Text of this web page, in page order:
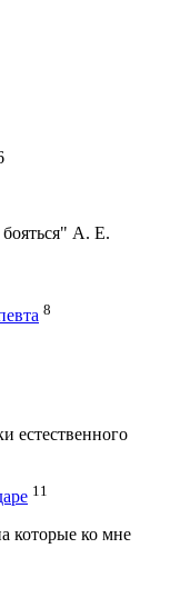
А. Е.
8
естественного
11
которые ко мне